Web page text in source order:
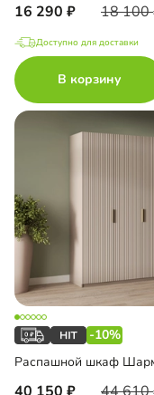
16 290 18 100
Доступно для доставки
В корзину
-10%
40 150 44 610